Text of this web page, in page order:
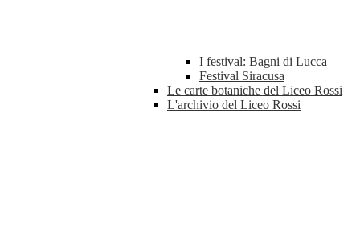
I festival: Bagni di Lucca
Festival Siracusa
Le carte botaniche del Liceo Rossi
L'archivio del Liceo Rossi